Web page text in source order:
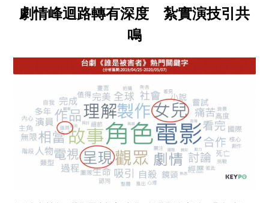
劇情峰迴路轉有深度 紮實演技引共
鳴